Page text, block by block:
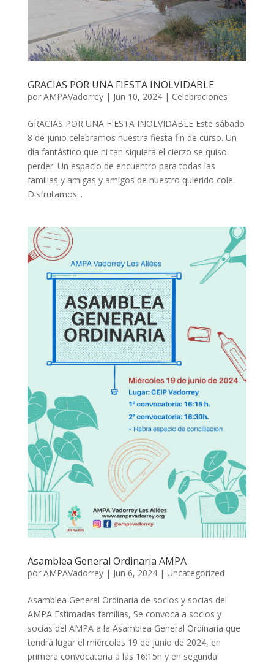
GRACIAS POR UNA FIESTA INOLVIDABLE
por AMPAVadorrey| Jun 10, 2024| Celebraciones
GRACIAS POR UNA FIESTA INOLVIDABLE Este sábado
8 de junio celebramos nuestra fiesta fin de curso. Un
día fantástico que ni tan siquiera el cierzo se quiso
perder. Un espacio de encuentro para todas las
familias y amigas y amigos de nuestro quierido cole.
Disfrutamos...
Asamblea General Ordinaria AMPA
por AMPAVadorrey| Jun 6, 2024| Uncategorized
Asamblea General Ordinaria de socios y socias del
AMPA Estimadas familias, Se convoca a socios y
socias del AMPA a la Asamblea General Ordinaria que
tendrá lugar el miércoles 19 de junio de 2024, en
primera convocatoria a las 16:15h y en segunda